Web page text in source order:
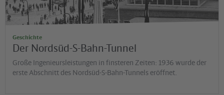
Geschichte
Der Nordsüd-S-Bahn-Tunnel
Große Ingenieursleistungen in finsteren Zeiten: 1936 wurde der
erste Abschnitt des Nordsüd-S-Bahn-Tunnels eröffnet.